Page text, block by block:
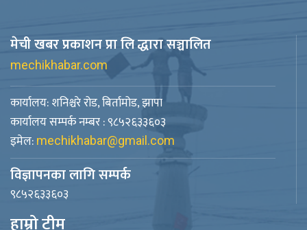
मेची खबर प्रकाशन प्रा लि द्धारा सञ्चालित
mechikhabar.com
कार्यालय: शनिश्चरे रोड, बिर्तामोड, झापा
कार्यालय सम्पर्क नम्बर : ९८५२६३३६०३
इमेल: mechikhabar@gmail.com
विज्ञापनका लागि सम्पर्क
९८५२६३३६०३
हाम्रो टीम